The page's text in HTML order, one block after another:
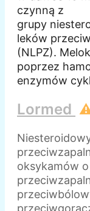
czynną z
grupy
leków
(NLPZ).
poprzez
enzymów
Lormed
oksykamów o